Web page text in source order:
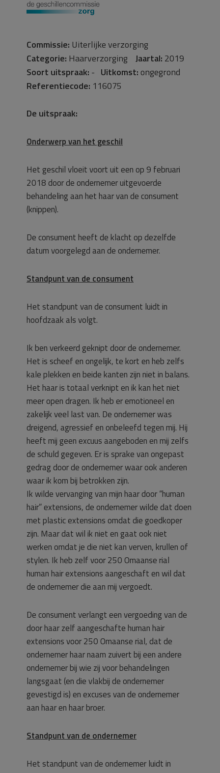
Commissie: Uiterlijke verzorging
Categorie: Haarverzorging Jaartal: 2019
Soort uitspraak: - Uitkomst:ongegrond
Referentiecode: 116075
De uitspraak:
Onderwerp van het geschil
Het geschil vloeit voort uit een op 9 februari
2018 door de ondernemer uitgevoerde
behandeling aan het haar van de consument
(knippen).
De consument heeft de klacht op dezelfde
datum voorgelegd aan de ondernemer.
Standpunt van de consument
Het standpunt van de consument luidt in
hoofdzaak als volgt.
Ik ben verkeerd geknipt door de ondernemer.
Het is scheef en ongelijk, te kort en heb zelfs
kale plekken en beide kanten zijn niet in balans.
Het haar is totaal verknipt en ik kan het niet
meer open dragen. Ik heb er emotioneel en
zakelijk veel last van. De ondernemer was
dreigend, agressief en onbeleefd tegen mij. Hij
heeft mij geen excuus aangeboden en mij zelfs
de schuld gegeven. Er is sprake van ongepast
gedrag door de ondernemer waar ook anderen
waar ik kom bij betrokken zijn.
Ik wilde vervanging van mijn haar door “human
hair” extensions, de ondernemer wilde dat doen
met plastic extensions omdat die goedkoper
zijn. Maar dat wil ik niet en gaat ook niet
werken omdat je die niet kan verven, krullen of
stylen. Ik heb zelf voor 250 Omaanse rial
human hair extensions aangeschaft en wil dat
de ondernemer die aan mij vergoedt.
De consument verlangt een vergoeding van de
door haar zelf aangeschafte human hair
extensions voor 250 Omaanse rial, dat de
ondernemer haar naam zuivert bij een andere
ondernemer bij wie zij voor behandelingen
langsgaat (en die vlakbij de ondernemer
gevestigd is) en excuses van de ondernemer
aan haar en haar broer.
Standpunt van de ondernemer
Het standpunt van de ondernemer luidt in